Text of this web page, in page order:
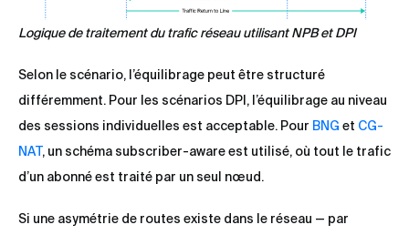
Logique de traitement du trafic réseau utilisant NPB et DPI
Selon le scénario, l’équilibrage peut être structuré
différemment. Pour les scénarios DPI, l’équilibrage au niveau
des sessions individuelles est acceptable. Pour BNG et CG-
NAT, un schéma subscriber-aware est utilisé, où tout le trafic
d’un abonné est traité par un seul nœud.
Si une asymétrie de routes existe dans le réseau — par